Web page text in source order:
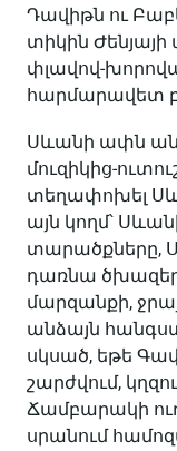
Դավիթն ու
տիկին
փլավով-
հարմարավետ
Սևանի ափն
մուզիկից-
տեղափոխել
այն կողմ՝
տարածքները,
դառնա
մարզանքի,
անձայն
սկսած, եթե
շարժվում,
Ճամբարակի
սրանում